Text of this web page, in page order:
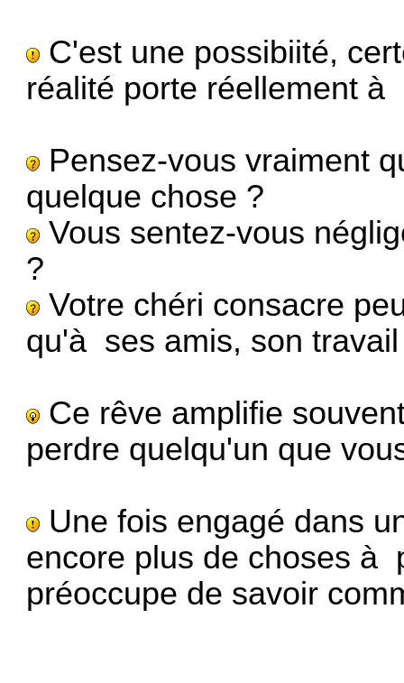
C'est une possibiité,
réalité porte réellement
Pensez-vous vraiment
quelque chose ?
Vous sentez-vous
?
Votre chéri consacre
qu'à ses amis, son
Ce rêve amplifie
perdre quelqu'un que
Une fois engagé dans
encore plus de choses à
préoccupe de savoir